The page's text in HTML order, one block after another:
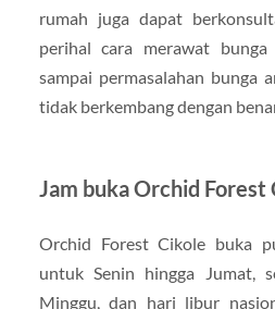
rumah juga dapat
perihal cara merawat bunga
sampai permasalahan bunga
tidak berkembang dengan
Jam buka Orchid Forest
Orchid Forest Cikole buka
untuk Senin hingga Jumat,
Minggu, dan hari libur